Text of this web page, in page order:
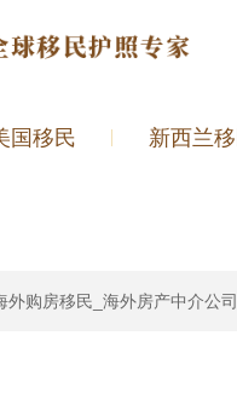
国移民 新西兰
购房移民_海外房产中介公司